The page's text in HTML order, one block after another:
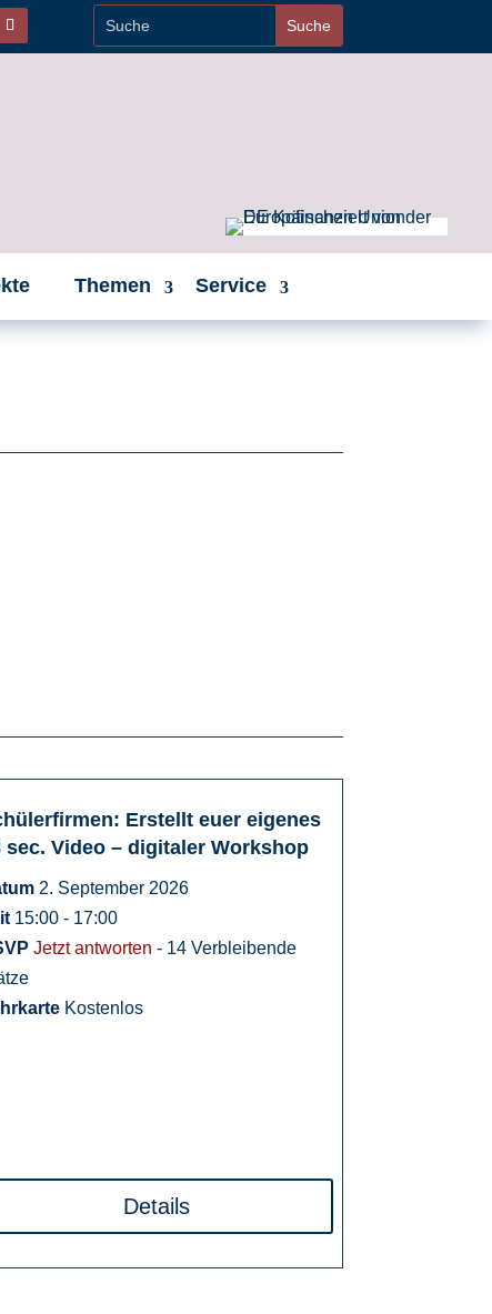
Themen Service
02
September
Erstellt euer eigenes
sec. Video – digitaler Workshop
2. September 2026
15:00 - 17:00
Jetzt antworten - 14 Verbleibende
Kostenlos
Details